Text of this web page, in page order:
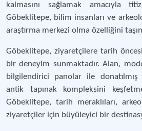
kalmasını sağlamak amacıyla
Göbeklitepe, bilim insanları ve
araştırma merkezi olma özelliğini
Göbeklitepe, ziyaretçilere tarih
bir deneyim sunmaktadır. Alan,
bilgilendirici panolar ile
antik tapınak kompleksini
Göbeklitepe, tarih meraklıları,
ziyaretçiler için büyüleyici bir